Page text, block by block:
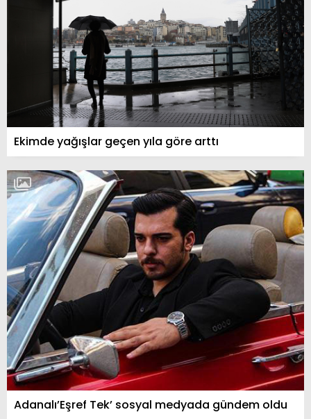
Ekimde yağışlar geçen yıla göre arttı
Adanalı’Eşref Tek’ sosyal medyada gündem oldu